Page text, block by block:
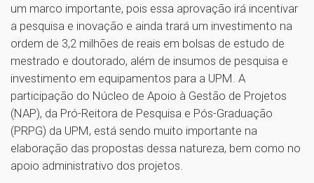
um marco importante, pois essa aprovação irá incentivar
a pesquisa e inovação e ainda trará um investimento na
ordem de 3,2 milhões de reais em bolsas de estudo de
mestrado e doutorado, além de insumos de pesquisa e
investimento em equipamentos para a UPM. A
participação do Núcleo de Apoio à Gestão de Projetos
(NAP), da Pró-Reitora de Pesquisa e Pós-Graduação
(PRPG) da UPM, está sendo muito importante na
elaboração das propostas dessa natureza, bem como no
apoio administrativo dos projetos.